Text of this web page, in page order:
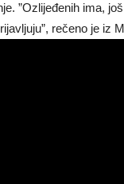
”Ozlijeđenih ima,
rečeno je iz